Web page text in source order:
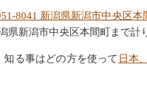
8041 新潟県新潟市中央区本
新潟市中央区本間町まで計
る事はどの方を使って 日本